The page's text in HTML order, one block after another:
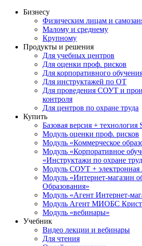
Бизнесу
Физическим лицам и
Малому и среднему
Крупному
Продукты и решения
Для учебных центров
Для оценки проф. рисков
Для корпоративного
Для инструктажей по ОТ
Для проведения СОУТ и
контроля
Для центров по охране труда
Купить
Базовая версия + технология
Модуль оценки проф. рисков
Модуль «Коммерческое
Модуль «Корпоративное
«Инструктажи по охране
Модуль СОУТ + электронная
Модуль «Интернет-магазин
Образования»
Модуль «Агент Интернет-
Модуль Агент МИОБС
Модуль «вебинары»
Учебник
Видео лекции и вебинары
Для чтения